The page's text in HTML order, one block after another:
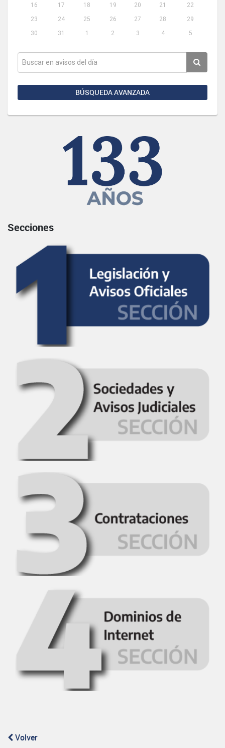
16
17 18 19 20 21
22
23
24 25 26 27 28
29
30
31 1 2 3 4 5
BÚSQUEDA AVANZADA
Secciones
Volver